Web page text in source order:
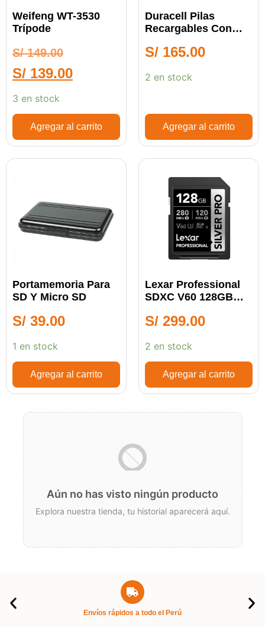
Weifeng WT-3530
Trípode
S/149.00
S/ 139.00
3 en stock
Agregar al carrito
Duracell Pilas
Recargables Con
S/ 165.00
2 en stock
Agregar al carrito
Portamemoria Para
SD Y Micro SD
S/ 39.00
1 en stock
Agregar al carrito
Lexar Professional
SDXC V60 128GB
S/ 299.00
2 en stock
Agregar al carrito
Aún no has visto ningún producto
Explora nuestra tienda, tu historial aparecerá aquí.
Envíos rápidos a todo el Perú